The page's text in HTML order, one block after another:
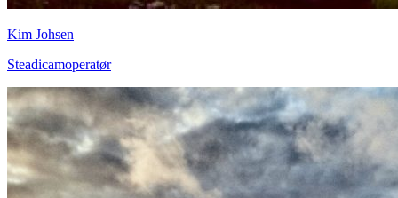
Kim Johsen
Steadicamoperatør